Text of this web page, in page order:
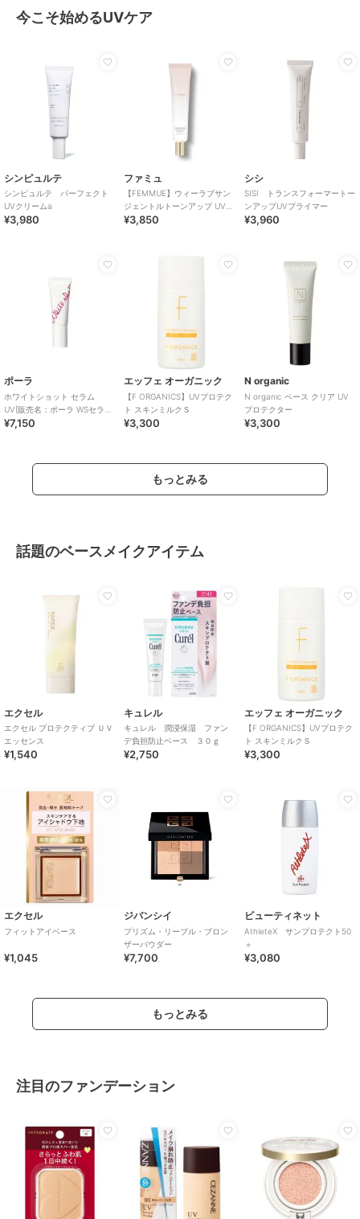
今こそ始めるUVケア
シンピュルテ
シンピュルテ パーフェクト
UVクリームa
¥3,980
ファミュ
【FEMMUE】ウィーラブサン
ジェントルトーンアップ UVク
リーム
¥3,850
シシ
SISI トランスフォーマートー
ンアップUVプライマー
¥3,960
ポーラ
ホワイトショット セラム
UV[販売名：ポーラ WSセラム
UV][医薬部外品]
¥7,150
エッフェ オーガニック
【F ORGANICS】UVプロテク
ト スキンミルクＳ
¥3,300
N organic
N organic ベース クリア UV
プロテクター
¥3,300
もっとみる
話題のベースメイクアイテム
エクセル
エクセル プロテクティブ ＵＶ
エッセンス
¥1,540
キュレル
キュレル 潤浸保湿 ファン
デ負担防止ベース ３０ｇ
¥2,750
エッフェ オーガニック
【F ORGANICS】UVプロテク
ト スキンミルクＳ
¥3,300
エクセル
フィットアイベース
¥1,045
ジバンシイ
プリズム・リーブル・ブロン
ザーパウダー
¥7,700
ビューティネット
AthleteX サンプロテクト50
＋
¥3,080
もっとみる
注目のファンデーション